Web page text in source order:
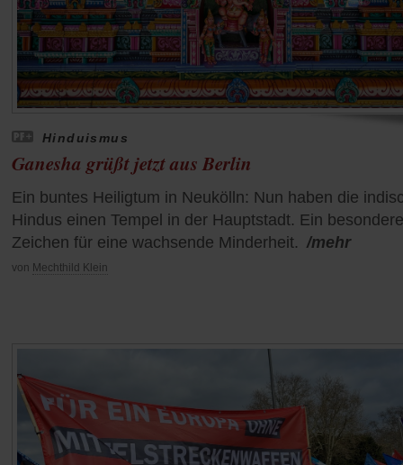
Hinduismus
Ganesha grüßt jetzt aus Berlin
Ein buntes Heiligtum in Neukölln: Nun haben die
Hindus einen Tempel in der Hauptstadt. Ein
Zeichen für eine wachsende Minderheit. /mehr
von Mechthild Klein